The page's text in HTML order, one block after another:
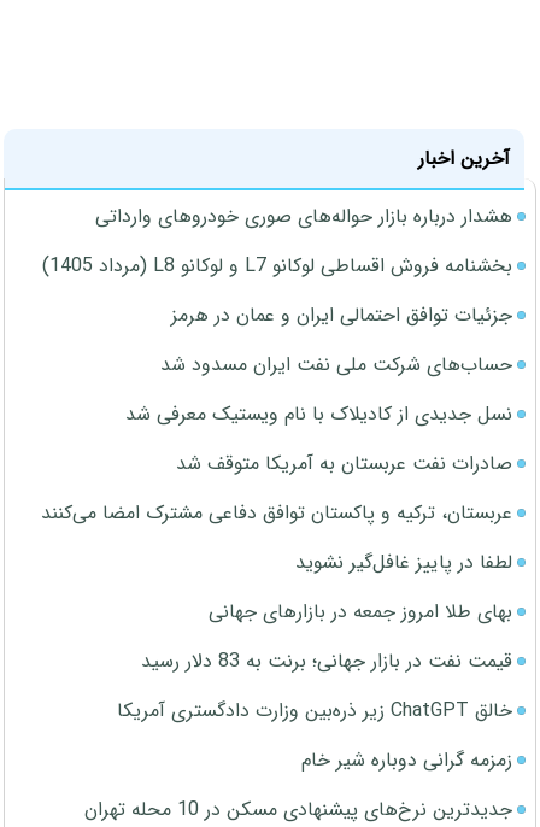
آخرین اخبار
هشدار درباره بازار حواله‌های صوری خودروهای وارداتی
بخشنامه فروش اقساطی لوکانو L7 و لوکانو L8 (مرداد 1405)
جزئیات توافق احتمالی ایران و عمان در هرمز
حساب‌های شرکت ملی نفت ایران مسدود شد
نسل جدیدی از کادیلاک با نام ویستیک معرفی شد
صادرات نفت عربستان به آمریکا متوقف شد
عربستان، ترکیه و پاکستان توافق دفاعی مشترک امضا می‌کنند
لطفا در پاییز غافل‌گیر نشوید
بهای طلا امروز جمعه در بازارهای جهانی
قیمت نفت در بازار جهانی؛ برنت به 83 دلار رسید
خالق ChatGPT زیر ذره‌بین وزارت دادگستری آمریکا
زمزمه گرانی دوباره شیر خام
جدیدترین نرخ‌های پیشنهادی مسکن در 10 محله تهران